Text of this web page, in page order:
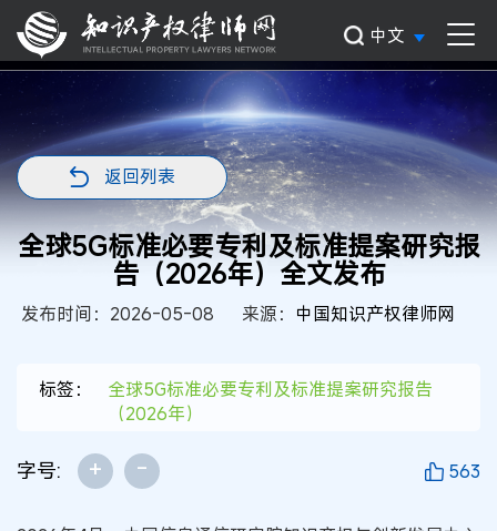
中文
返回列表
全球5G标准必要专利及标准提案研究报
告（2026年）全文发布
发布时间：2026-05-08 来源： 中国知识产权律师网
标签：
全球5G标准必要专利及标准提案研究报告
（2026年）
字号: + - 563